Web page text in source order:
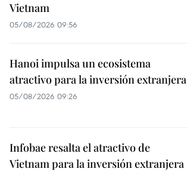
Vietnam
05/08/2026 09:56
Hanoi impulsa un ecosistema
atractivo para la inversión extranjera
05/08/2026 09:26
Infobae resalta el atractivo de
Vietnam para la inversión extranjera